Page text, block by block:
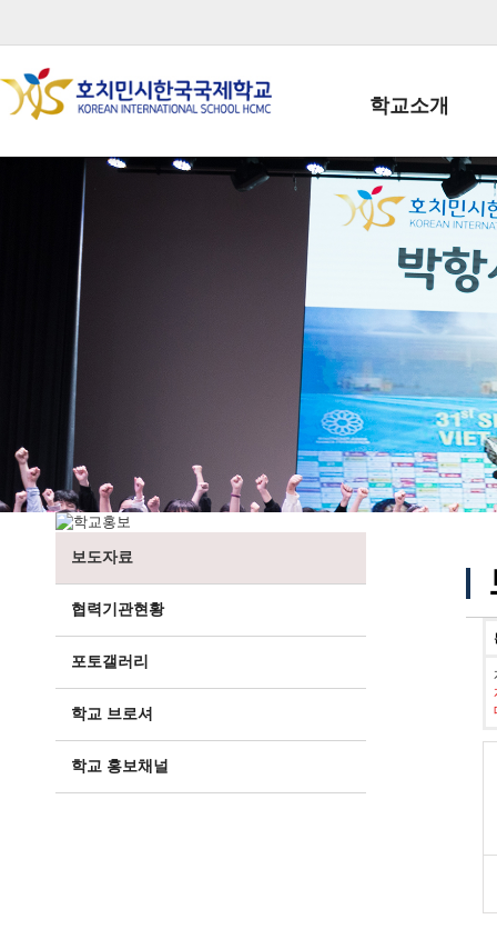
학교소개
학교장인사말
학생회장인사말
학교상징
학교 CI
교직원현황
학생현황
위치/전화
전경사진
보도자료
협력기관현황
포토갤러리
학교 브로셔
학교 홍보채널